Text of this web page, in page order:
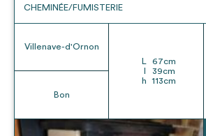
CHEMINÉE/FUMISTERIE
Villenave-d'Ornon
Bon
L 67cm
39cm
h
113cm